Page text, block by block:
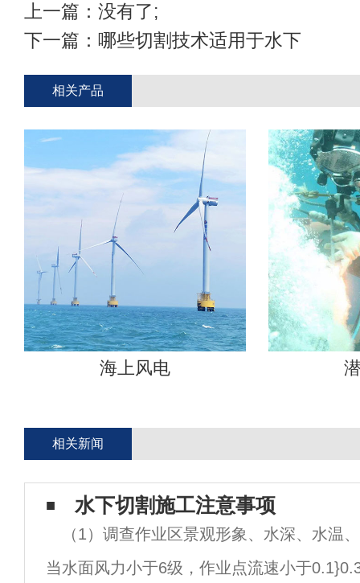
上一篇：没有了;
下一篇： 哪些切割技术适用于水下
相关产品
海上风电
相关新闻
水下切割施工注意事项
（1）调查作业区景观形象、水深、水温
当水面风力小于6级，作业点流速小于